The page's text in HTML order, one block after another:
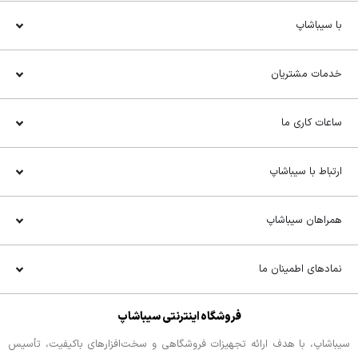
با سیباشاپ
خدمات مشتریان
ساعات کاری ما
ارتباط با سیباشاپ
همراهان سیباشاپ
نمادهای اطمینان ما
فروشگاه اینترنتی سیباشاپ
سیباشاپ، با هدف ارائه تجهیزات فروشگاهی و سخت‌افزارهای باکیفیت، تأسیس